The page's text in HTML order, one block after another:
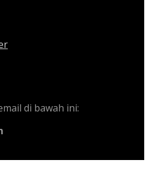
di bawah ini: